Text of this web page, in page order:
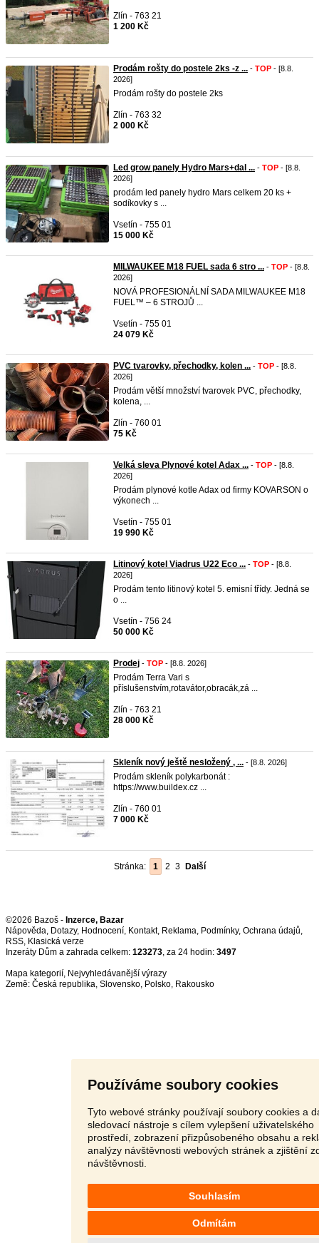
Používáme soubory cookies
Tyto webové stránky používají soubory cookies a
sledovací nástroje s cílem vylepšení uživatelského
prostředí, zobrazení přizpůsobeného obsahu a
analýzy návštěvnosti webových stránek a zjištění
návštěvnosti.
Souhlasím
Odmítám
Zlín - 763 21
1 200 Kč
Prodám rošty do postele 2ks -z ... - TOP - [8.8.
2026]
Prodám rošty do postele 2ks
Zlín - 763 32
2 000 Kč
Led grow panely Hydro Mars+dal ... - TOP - [8.8.
2026]
prodám led panely hydro Mars celkem 20 ks +
sodíkovky s ...
Vsetín - 755 01
15 000 Kč
MILWAUKEE M18 FUEL sada 6 stro ... - TOP - [8.8.
2026]
NOVÁ PROFESIONÁLNÍ SADA MILWAUKEE M18
FUEL™ – 6 STROJŮ ...
Vsetín - 755 01
24 079 Kč
PVC tvarovky, přechodky, kolen ... - TOP - [8.8.
2026]
Prodám větší množství tvarovek PVC, přechodky,
kolena, ...
Zlín - 760 01
75 Kč
Velká sleva Plynové kotel Adax ... - TOP - [8.8.
2026]
Prodám plynové kotle Adax od firmy KOVARSON o
výkonech ...
Vsetín - 755 01
19 990 Kč
Litinový kotel Viadrus U22 Eco ... - TOP - [8.8.
2026]
Prodám tento litinový kotel 5. emisní třídy. Jedná se
o ...
Vsetín - 756 24
50 000 Kč
Prodej - TOP - [8.8. 2026]
Prodám Terra Vari s
příslušenstvím,rotavátor,obracák,zá ...
Zlín - 763 21
28 000 Kč
Skleník nový ještě nesložený , ... - [8.8. 2026]
Prodám skleník polykarbonát :
https://www.buildex.cz ...
Zlín - 760 01
7 000 Kč
Stránka: 1 2 3 Další
©2026 Bazoš - Inzerce, Bazar
Nápověda, Dotazy, Hodnocení, Kontakt, Reklama, Podmínky, Ochrana údajů,
RSS,
Inzeráty Dům a zahrada celkem: 123273, za 24 hodin: 3497
Mapa kategorií, Nejvyhledávanější výrazy
Země: Česká republika, Slovensko, Polsko, Rakousko